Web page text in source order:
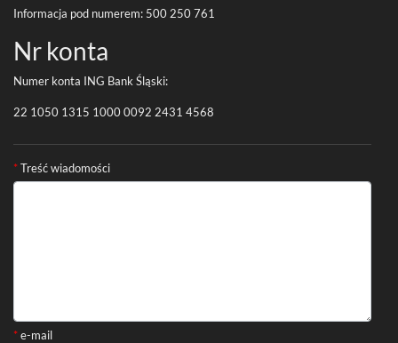
Infor­ma­cja pod numerem: 500250761
Nr konta
Numer konta ING Bank Śląski:
22 1050 1315 10000092 2431 4568
Formularz kontaktowy
*Treść wiadomości
*e-mail